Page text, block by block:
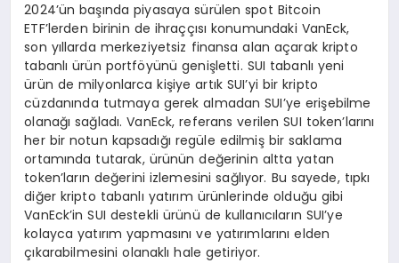
2024’ün başında piyasaya sürülen spot Bitcoin
ETF’lerden birinin de ihraççısı konumundaki VanEck,
son yıllarda merkeziyetsiz finansa alan açarak kripto
tabanlı ürün portföyünü genişletti. SUI tabanlı yeni
ürün de milyonlarca kişiye artık SUI’yi bir kripto
cüzdanında tutmaya gerek almadan SUI’ye erişebilme
olanağı sağladı. VanEck, referans verilen SUI token’larını
her bir notun kapsadığı regüle edilmiş bir saklama
ortamında tutarak, ürünün değerinin altta yatan
token’ların değerini izlemesini sağlıyor. Bu sayede, tıpkı
diğer kripto tabanlı yatırım ürünlerinde olduğu gibi
VanEck’in SUI destekli ürünü de kullanıcıların SUI’ye
kolayca yatırım yapmasını ve yatırımlarını elden
çıkarabilmesini olanaklı hale getiriyor.